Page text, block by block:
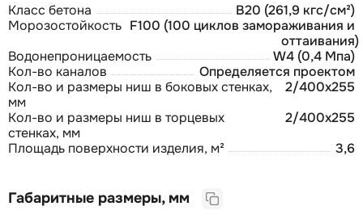
Класс бетона
В20 (261,9 кгс/см²)
Морозостойкость F100 (100 циклов замораживания и
оттаивания)
Водонепроницаемость
W4 (0,4 Мпа)
Кол-во каналов
Определяется проектом
Кол-во и размеры ниш в боковых стенках,
мм
2/400х255
Кол-во и размеры ниш в торцевых
стенках, мм
2/400х255
Площадь поверхности изделия, м²
3,6
Габаритные размеры, мм